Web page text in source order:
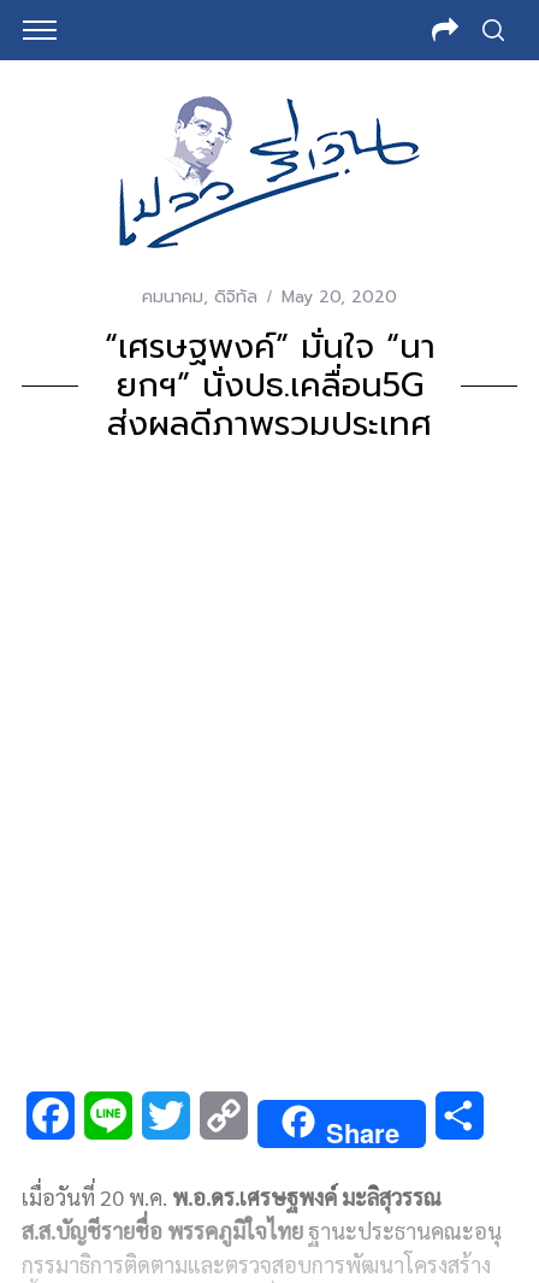
คมนาคม, ดิจิทัล May 20, 2020
“เศรษฐพงค์” มั่นใจ “นา
ยกฯ” นั่งปธ.เคลื่อน5G
ส่งผลดีภาพรวมประเทศ
c
e
n
e
i
t
p
y
Share
r
เมื่อวันที่ 20 พ.ค. พ.อ.ดร.เศรษฐพงค์ มะลิสุวรรณ
ส.ส.บัญชีรายชื่อ พรรคภูมิใจไทยฐานะประธานคณะอนุ
กรรมาธิการติดตามและตรวจสอบการพัฒนาโครงสร้าง